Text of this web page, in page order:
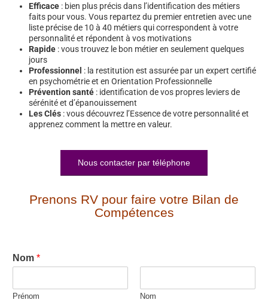
Efficace : bien plus précis dans l’identification des métiers
faits pour vous. Vous repartez du premier entretien avec une
liste précise de 10 à 40 métiers qui correspondent à votre
personnalité et répondent à vos motivations
Rapide : vous trouvez le bon métier en seulement quelques
jours
Professionnel : la restitution est assurée par un expert certifié
en psychométrie et en Orientation Professionnelle
Prévention santé : identification de vos propres leviers de
sérénité et d’épanouissement
Les Clés : vous découvrez l’Essence de votre personnalité et
apprenez comment la mettre en valeur.
Nous contacter par téléphone
Prenons RV pour faire votre Bilan de
Compétences
Nom *
Prénom Nom